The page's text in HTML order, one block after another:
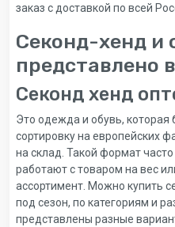
заказ с доставкой по всей
Секонд-хенд и
представлено
Секонд хенд
Это одежда и обувь,
сортировку на европейских
на склад. Такой формат
работают с товаром на вес
ассортимент. Можно купить
под сезон, по категориям и
представлены разные